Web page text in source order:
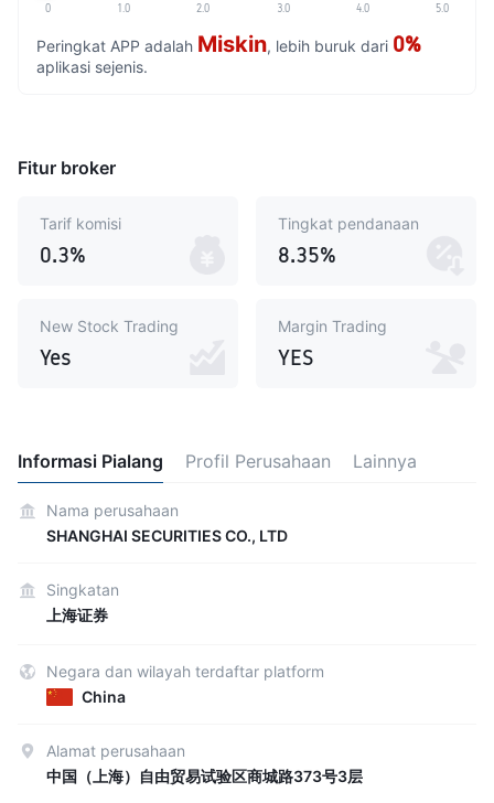
0 1.0 2.0 3.0 4.0 5.0
Peringkat APP adalah Miskin, lebih buruk dari 0%
aplikasi sejenis.
Fitur broker
Tarif komisi
0.3%
Tingkat pendanaan
8.35%
New Stock Trading
Yes
Margin Trading
YES
Informasi Pialang Profil Perusahaan Lainnya
Nama perusahaan
SHANGHAI SECURITIES CO., LTD
Singkatan
上海证券
Negara dan wilayah terdaftar platform
China
Alamat perusahaan
中国（上海）自由贸易试验区商城路373号3层